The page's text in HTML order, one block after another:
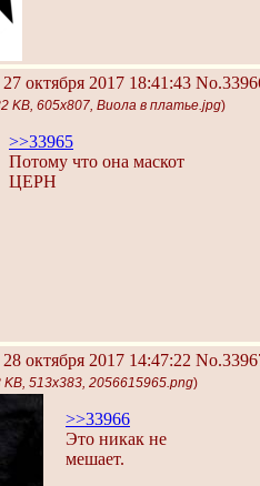
октября 2017 18:41:43
KB, 605x807, Виола в платье.jpg)
>>33965
Потому что она маскот
ЦЕРН
октября 2017 14:47:22
KB, 513x383, 2056615965.png)
>>33966
Это никак не
мешает.